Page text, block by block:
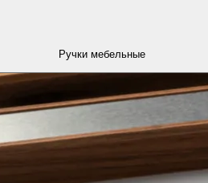
Ручки мебельные